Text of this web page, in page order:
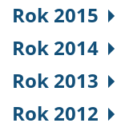
Rok 2015
Rok 2014
Rok 2013
Rok 2012